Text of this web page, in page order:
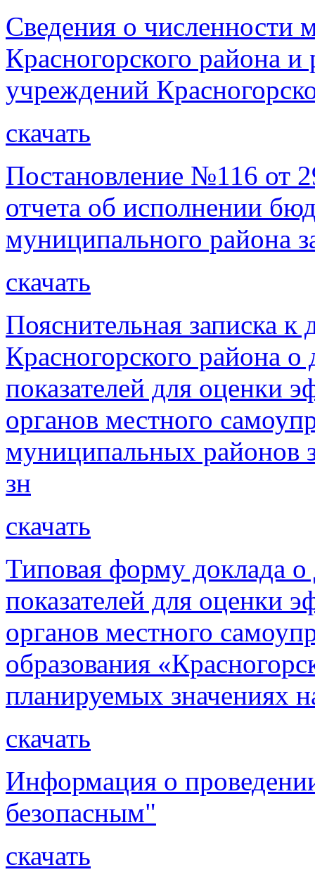
Сведения о
Красногорского района
учреждений
скачать
Постановление №116 от
отчета об исполнении
муниципального района
скачать
Пояснительная записка
Красногорского района
показателей для оценки
органов местного
муниципальных районов
зн
скачать
Типовая форму доклада о
показателей для оценки
органов местного
образования
планируемых значениях
скачать
Информация о
безопасным"
скачать